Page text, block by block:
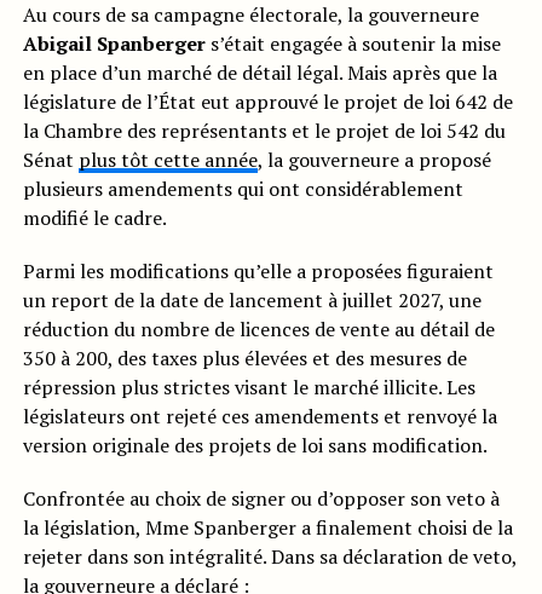
Au cours de sa campagne électorale, la gouverneure
Abigail Spanbergers’était engagée à soutenir la mise
en place d’un marché de détail légal. Mais après que la
législature de l’État eut approuvé le projet de loi 642 de
la Chambre des représentants et le projet de loi 542 du
Sénat plus tôt cette année, la gouverneure a proposé
plusieurs amendements qui ont considérablement
modifié le cadre.
Parmi les modifications qu’elle a proposées figuraient
un report de la date de lancement à juillet 2027, une
réduction du nombre de licences de vente au détail de
350 à 200, des taxes plus élevées et des mesures de
répression plus strictes visant le marché illicite. Les
législateurs ont rejeté ces amendements et renvoyé la
version originale des projets de loi sans modification.
Confrontée au choix de signer ou d’opposer son veto à
la législation, Mme Spanberger a finalement choisi de la
rejeter dans son intégralité. Dans sa déclaration de veto,
la gouverneure a déclaré :